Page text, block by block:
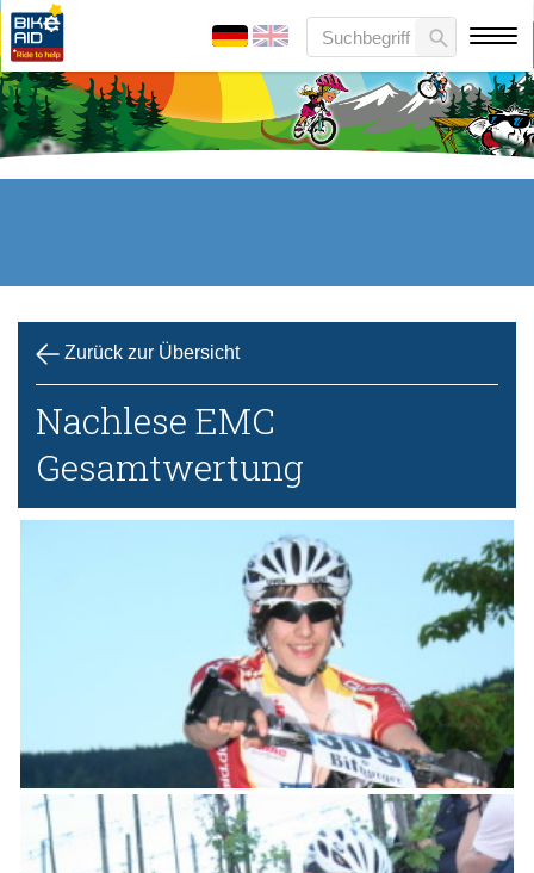
Zurück zur Übersicht
Nachlese EMC
Gesamtwertung